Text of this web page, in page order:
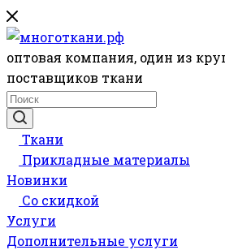
оптовая компания, один из
поставщиков ткани
Ткани
Прикладные материалы
Новинки
Со скидкой
Услуги
Дополнительные услуги